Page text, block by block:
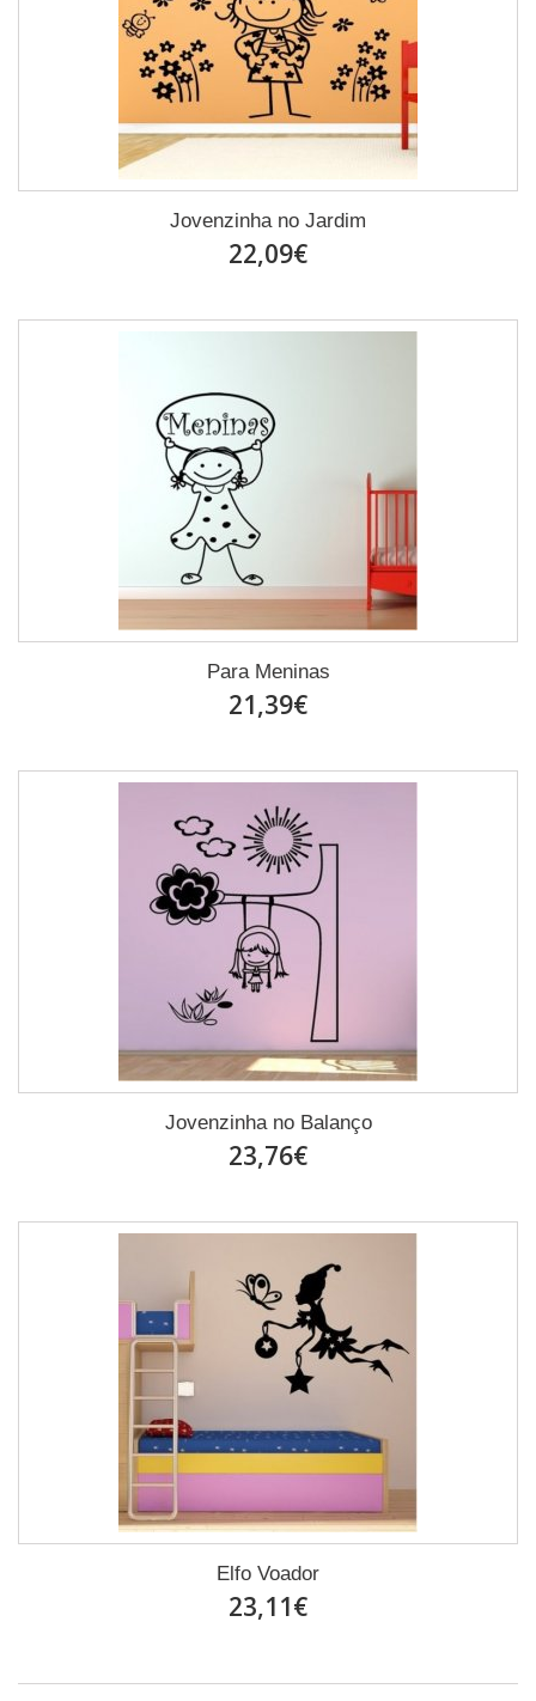
Jovenzinha no Jardim
22,09€
Para Meninas
21,39€
Jovenzinha no Balanço
23,76€
Elfo Voador
23,11€